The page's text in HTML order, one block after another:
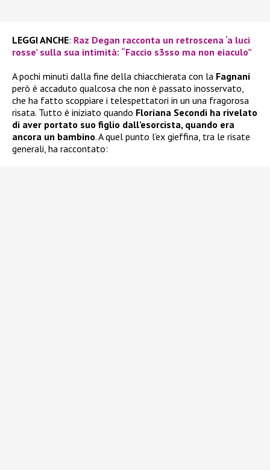
LEGGI ANCHE: Raz Degan racconta un retroscena ‘a luci
rosse’ sulla sua intimità: “Faccio s3sso ma non eiaculo”
A pochi minuti dalla fine della chiacchierata con la Fagnani
però è accaduto qualcosa che non è passato inosservato,
che ha fatto scoppiare i telespettatori in un una fragorosa
risata. Tutto è iniziato quando Floriana Secondi ha rivelato
di aver portato suo figlio dall’esorcista, quando era
ancora un bambino. A quel punto l’ex gieffina, tra le risate
generali, ha raccontato: